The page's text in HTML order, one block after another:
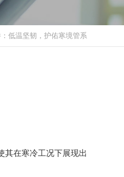
低温坚韧，护佑寒境管系
其在寒冷工况下展现出